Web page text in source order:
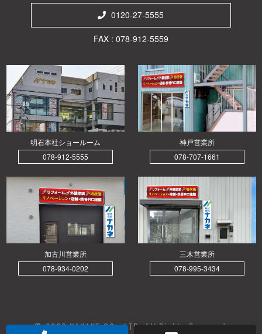
0120-27-5555
FAX : 078-912-5559
明石本社ショールーム
078-912-5555
神戸営業所
078-707-1661
加古川営業所
078-934-0202
三木営業所
078-995-3434
© 2026 NAKANE CO., LTD. All Rights Reserved.